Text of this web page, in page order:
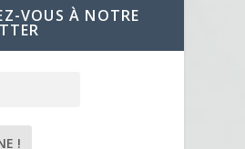
VOUS À NOTRE